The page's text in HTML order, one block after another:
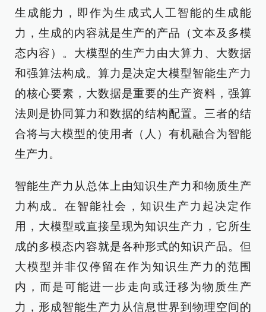
生成能力，即作为生成式人工智能的生成能
力，生成的内容就是生产的产品（文本及多模
态内容）。大模型的生产力由大算力、大数据
和强算法构成。算力是决定大模型智能生产力
的核心要素，大数据是重要的生产资料，强算
法则是协同算力和数据的结构配置。三者的结
合将与大模型的使用者（人）有机融合为智能
生产力。
智能生产力从总体上由知识生产力和物质生产
力构成。在智能社会，知识生产力起决定作
用，大模型或直接呈现为知识生产力，它所生
成的多模态内容就是各种形式的知识产品。但
大模型并非仅停留在作为知识生产力的范围
内，而是可能进一步走向或迁移为物质生产
力，形成智能生产力从信息世界到物理空间的